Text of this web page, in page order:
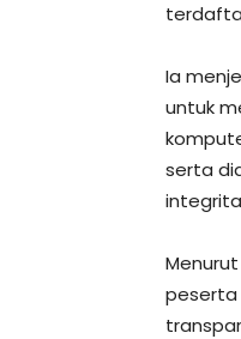
Ia
untuk
serta
peserta